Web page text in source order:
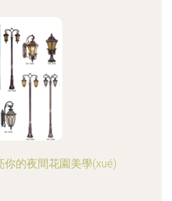
你的夜間花園美學(xué)